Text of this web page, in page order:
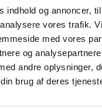
indhold og annoncer,
vores trafik.
med vores
og
andre oplysninger,
brug af deres
tid.
gang, gerne på et
hvad der vises.